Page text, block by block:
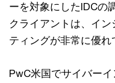
ーを対象にしたIDCの
クライアントは、イ
ティングが非常に優れ
PwC米国でサイバー